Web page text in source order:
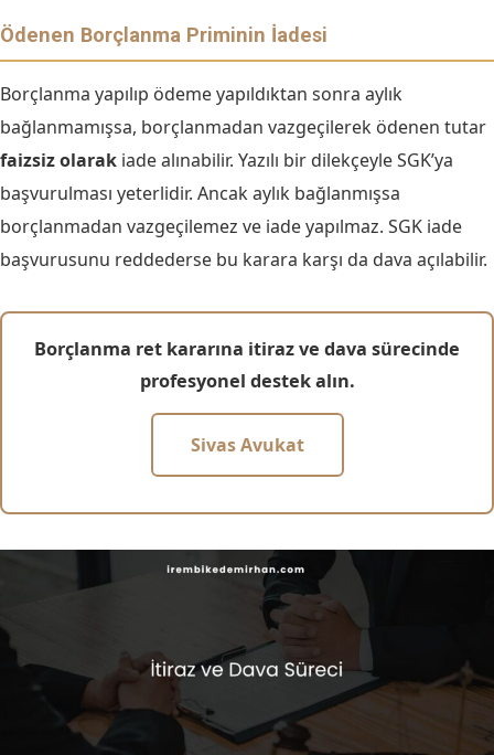
Ödenen Borçlanma Priminin İadesi
Borçlanma yapılıp ödeme yapıldıktan sonra aylık
bağlanmamışsa, borçlanmadan vazgeçilerek ödenen tutar
faizsiz olarak iade alınabilir. Yazılı bir dilekçeyle SGK’ya
başvurulması yeterlidir. Ancak aylık bağlanmışsa
borçlanmadan vazgeçilemez ve iade yapılmaz. SGK iade
başvurusunu reddederse bu karara karşı da dava açılabilir.
Borçlanma ret kararına itiraz ve dava sürecinde
profesyonel destek alın.
Sivas Avukat